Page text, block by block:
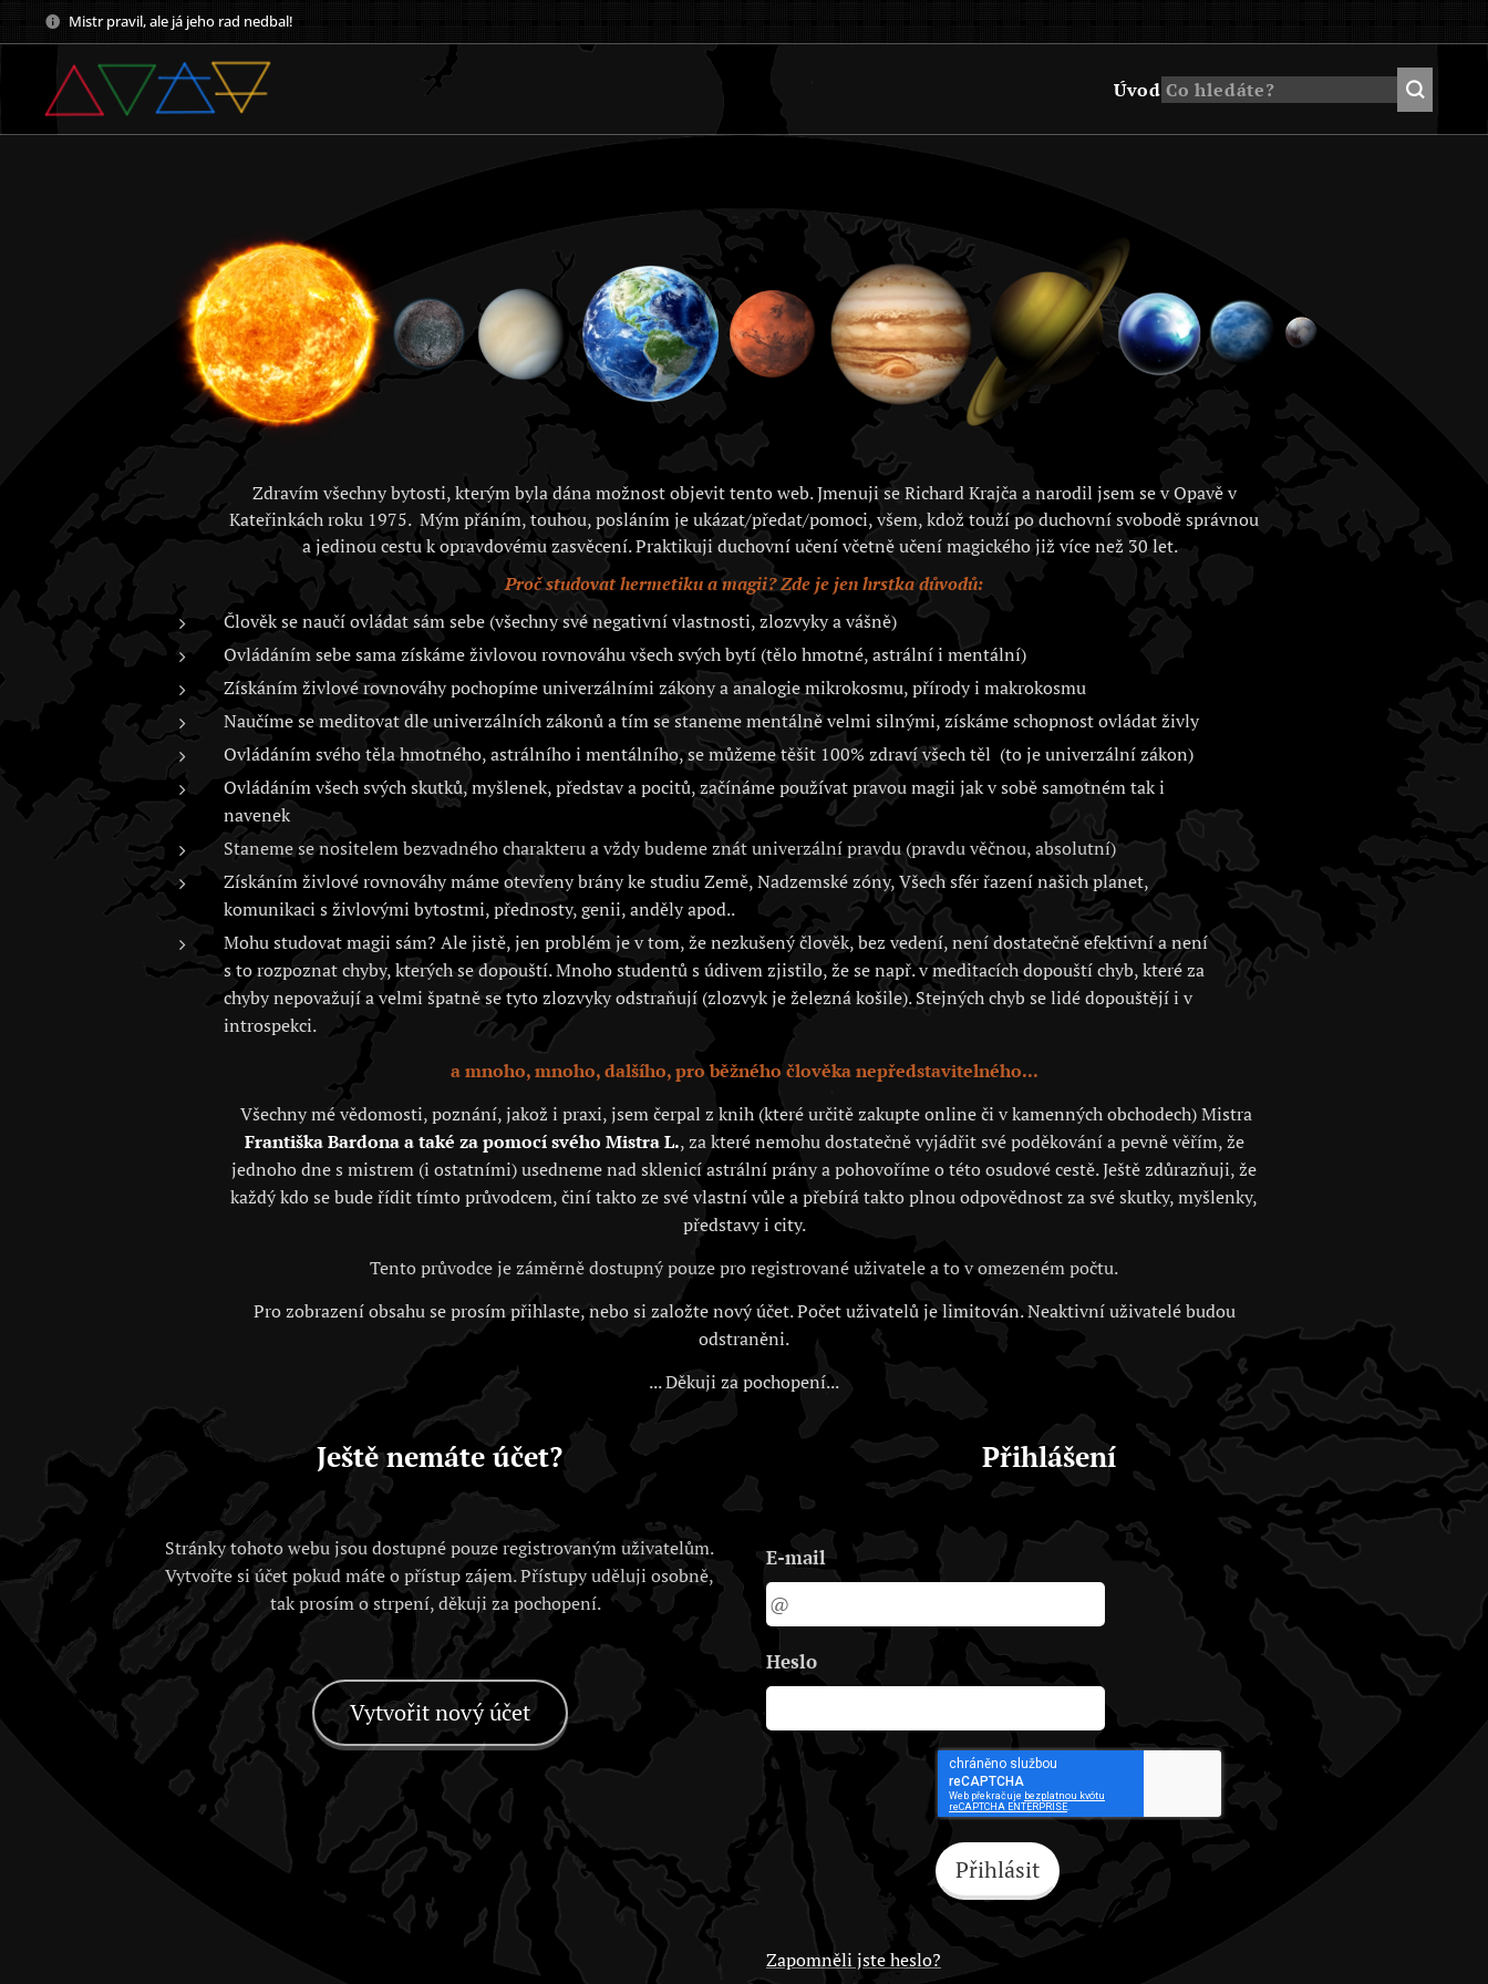
Mistr pravil, ale já jeho rad nedbal!
Úvod
Zdravím všechny bytosti, kterým byla dána možnost objevit tento web. Jmenuji se Richard Krajča a narodil jsem se v Opavě v
Kateřinkách roku 1975. Mým přáním, touhou, posláním je ukázat/předat/pomoci, všem, kdož touží po duchovní svobodě správnou
a jedinou cestu k opravdovému zasvěcení. Praktikuji duchovní učení včetně učení magického již více než 30 let.
Proč studovat hermetiku a magii? Zde je jen hrstka důvodů:
Člověk se naučí ovládat sám sebe (všechny své negativní vlastnosti, zlozvyky a vášně)
Ovládáním sebe sama získáme živlovou rovnováhu všech svých bytí (tělo hmotné, astrální i mentální)
Získáním živlové rovnováhy pochopíme univerzálními zákony a analogie mikrokosmu, přírody i makrokosmu
Naučíme se meditovat dle univerzálních zákonů a tím se staneme mentálně velmi silnými, získáme schopnost ovládat živly
Ovládáním svého těla hmotného, astrálního i mentálního, se můžeme těšit 100% zdraví všech těl (to je univerzální zákon)
Ovládáním všech svých skutků, myšlenek, představ a pocitů, začínáme používat pravou magii jak v sobě samotném tak i
navenek
Staneme se nositelem bezvadného charakteru a vždy budeme znát univerzální pravdu (pravdu věčnou, absolutní)
Získáním živlové rovnováhy máme otevřeny brány ke studiu Země, Nadzemské zóny, Všech sfér řazení našich planet,
komunikaci s živlovými bytostmi, přednosty, genii, anděly apod..
Mohu studovat magii sám? Ale jistě, jen problém je v tom, že nezkušený člověk, bez vedení, není dostatečně efektivní a není
s to rozpoznat chyby, kterých se dopouští. Mnoho studentů s údivem zjistilo, že se např. v meditacích dopouští chyb, které za
chyby nepovažují a velmi špatně se tyto zlozvyky odstraňují (zlozvyk je železná košile). Stejných chyb se lidé dopouštějí i v
introspekci.
a mnoho, mnoho, dalšího, pro běžného člověka nepředstavitelného...
Všechny mé vědomosti, poznání, jakož i praxi, jsem čerpal z knih (které určitě zakupte online či v kamenných obchodech) Mistra
Františka Bardona a také za pomocí svého Mistra L., za které nemohu dostatečně vyjádřit své poděkování a pevně věřím, že
jednoho dne s mistrem (i ostatními) usedneme nad sklenicí astrální prány a pohovoříme o této osudové cestě. Ještě zdůrazňuji, že
každý kdo se bude řídit tímto průvodcem, činí takto ze své vlastní vůle a přebírá takto plnou odpovědnost za své skutky, myšlenky,
představy i city.
Tento průvodce je záměrně dostupný pouze pro registrované uživatele a to v omezeném počtu.
Pro zobrazení obsahu se prosím přihlaste, nebo si založte nový účet. Počet uživatelů je limitován. Neaktivní uživatelé budou
odstraněni.
... Děkuji za pochopení...
Ještě nemáte účet?
Stránky tohoto webu jsou dostupné pouze registrovaným uživatelům.
Vytvořte si účet pokud máte o přístup zájem. Přístupy uděluji osobně,
tak prosím o strpení, děkuji za pochopení.
Vytvořit nový účet
Přihlášení
E-mail
Heslo
Přihlásit
Zapomněli jste heslo?